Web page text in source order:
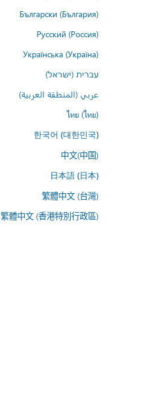
Български (България)
Русский (Россия)
Українська (Україна)
עברית (ישראל)
عربي (المنطقة العربية)
ไทย (ไทย)
한국어 (대한민국)
中文(中国)
日本語 (日本)
繁體中文 (台灣)
繁體中文 (香港特別行政區)